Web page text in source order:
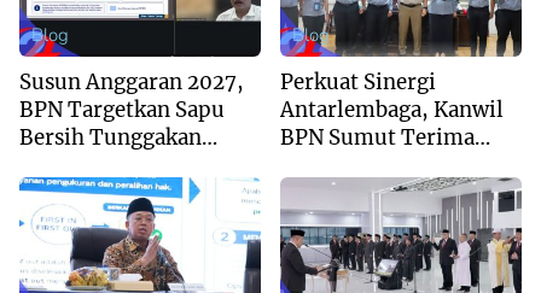
Blog
Susun Anggaran 2027,
BPN Targetkan Sapu
Bersih Tunggakan
Kepastian Waktu
Layanan
Blog
Perkuat Sinergi
Antarlembaga, Kanwil
BPN Sumut Terima
Peninggalan